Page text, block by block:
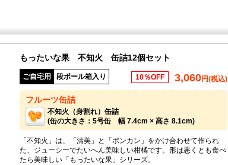
もったいな果 不知火 缶詰12個セット
ご自宅用 段ボール箱入り 10％OFF 3,060円(税込)
フルーツ缶詰
不知火（身割れ）缶詰
(缶の大きさ：5号缶 幅 7.4cm × 高さ 8.1cm)
「不知火」は、「清美」と「ポンカン」をかけ合わせて作られ
た、ジューシーでたいへん美味しい柑橘です。形は悪くとも食べ
たら美味しい「もったいな果」シリーズ。